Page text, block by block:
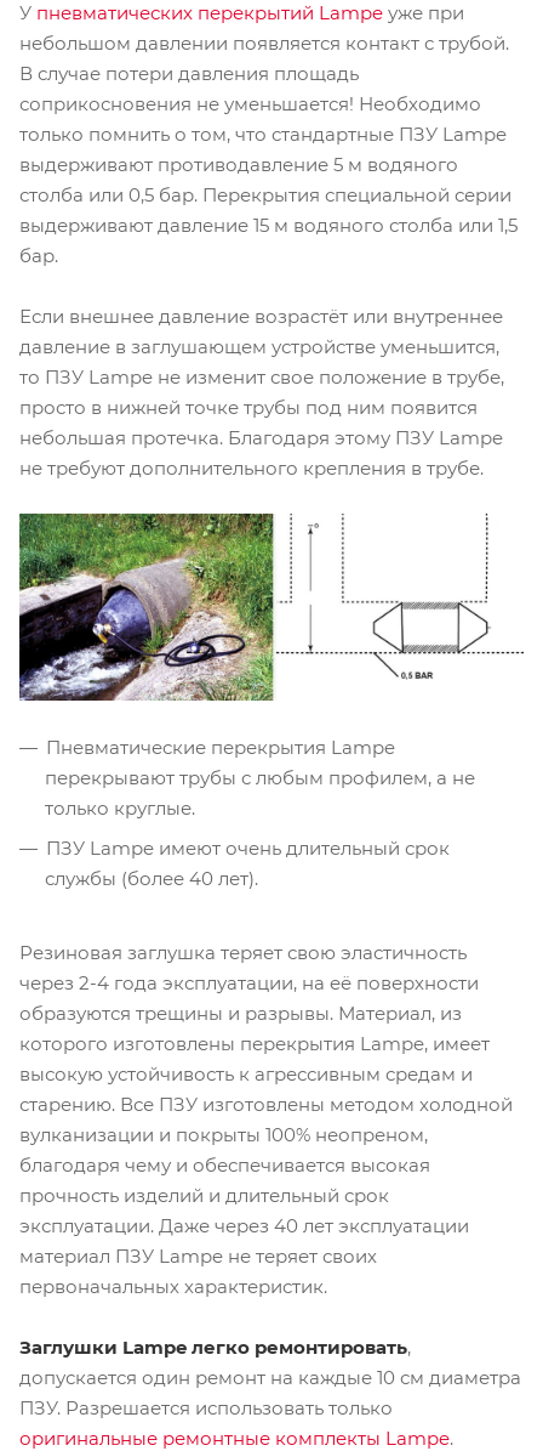
У пневматических перекрытий Lampe уже при
небольшом давлении появляется контакт с трубой.
В случае потери давления площадь
соприкосновения не уменьшается! Необходимо
только помнить о том, что стандартные ПЗУ Lampe
выдерживают противодавление 5 м водяного
столба или 0,5 бар. Перекрытия специальной серии
выдерживают давление 15 м водяного столба или 1,5
бар.
Если внешнее давление возрастёт или внутреннее
давление в заглушающем устройстве уменьшится,
то ПЗУ Lampe не изменит свое положение в трубе,
просто в нижней точке трубы под ним появится
небольшая протечка. Благодаря этому ПЗУ Lampe
не требуют дополнительного крепления в трубе.
Пневматические перекрытия Lampe
перекрывают трубы с любым профилем, а не
только круглые.
ПЗУ Lampe имеют очень длительный срок
службы (более 40 лет).
Резиновая заглушка теряет свою эластичность
через 2-4 года эксплуатации, на её поверхности
образуются трещины и разрывы. Материал, из
которого изготовлены перекрытия Lampe, имеет
высокую устойчивость к агрессивным средам и
старению. Все ПЗУ изготовлены методом холодной
вулканизации и покрыты 100% неопреном,
благодаря чему и обеспечивается высокая
прочность изделий и длительный срок
эксплуатации. Даже через 40 лет эксплуатации
материал ПЗУ Lampe не теряет своих
первоначальных характеристик.
Заглушки Lampe легко ремонтировать,
допускается один ремонт на каждые 10 см диаметра
ПЗУ. Разрешается использовать только
оригинальные ремонтные комплекты Lampe.